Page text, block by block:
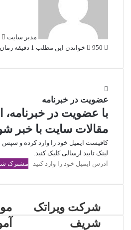
مدير سايت
خواندن این مطلب 1 دقیقه زمان می‎برد
عضویت در خبرنامه
با عضویت در خبرنامه،
مقالات سایت با خبر
کافیست ایمیل خود را وارد کرده و سپس
لینک تایید ارسالی کلیک کنید.
آدرس
خود
وارد
کنید
شرکت ویراتک
شریف